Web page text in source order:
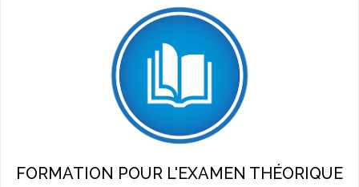
FORMATION POUR L'EXAMEN THÉORIQUE